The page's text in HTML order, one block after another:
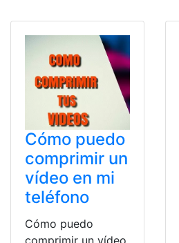
Cómo puedo
comprimir un
vídeo en mi
teléfono
Cómo puedo